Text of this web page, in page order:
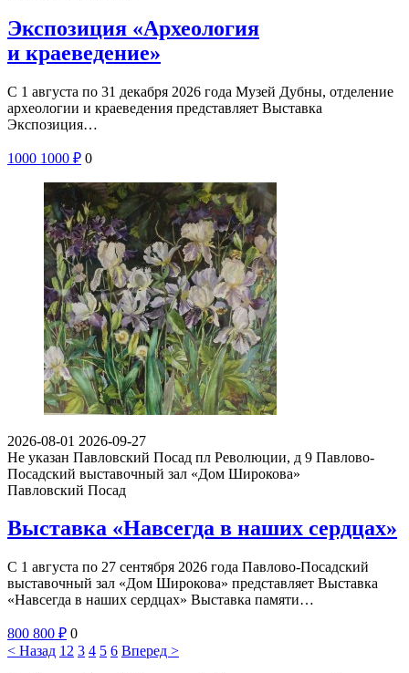
Экспозиция «Археология
и краеведение»
С 1 августа по 31 декабря 2026 года Музей Дубны, отделение
археологии и краеведения представляет Выставка
Экспозиция…
1000 1000 ₽ 0
2026-08-01 2026-09-27
Не указан Павловский Посад пл Революции, д 9 Павлово-
Посадский выставочный зал «Дом Широкова»
Павловский Посад
Выставка «Навсегда в наших сердцах»
С 1 августа по 27 сентября 2026 года Павлово-Посадский
выставочный зал «Дом Широкова» представляет Выставка
«Навсегда в наших сердцах» Выставка памяти…
800 800 ₽ 0
< Назад 1 2 3 4 5 6 Вперед >